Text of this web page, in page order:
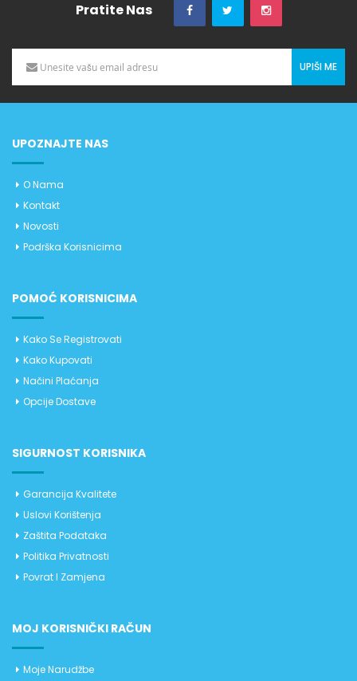
Pratite Nas
UPIŠI ME
UPOZNAJTE NAS
O Nama
Kontakt
Novosti
Podrška Korisnicima
POMOĆ KORISNICIMA
Kako Se Registrovati
Kako Kupovati
Načini Plaćanja
Opcije Dostave
SIGURNOST KORISNIKA
Garancija Kvalitete
Uslovi Korištenja
Zaštita Podataka
Politika Privatnosti
Povrat I Zamjena
MOJ KORISNIČKI RAČUN
Moje Narudžbe